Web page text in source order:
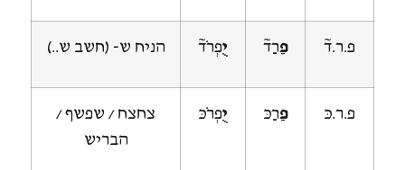
פ.ר.ד~ פַרַד~ יֻפְרֹד~ הניח ש- (חשב ש..)
פ.ר.כּ פַרַכּ יֻפְרֹכּ
צחצח / שפשף /
הבריש